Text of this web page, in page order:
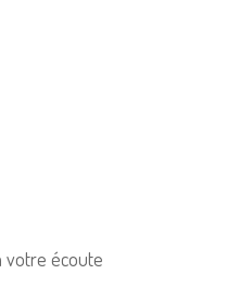
votre écoute